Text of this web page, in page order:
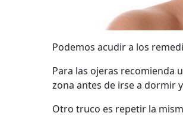
Podemos acudir a los
Para las ojeras recomienda
zona antes de irse a dormir
Otro truco es repetir la